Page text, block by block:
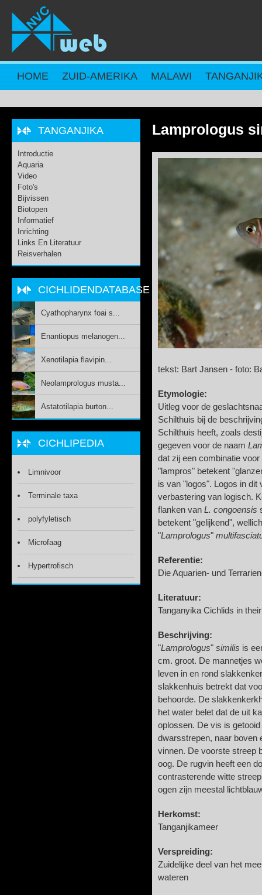
Overslaan en naar de inhoud gaan
HOME ZUID-AMERIKA MALAWI
Lamprologus
tekst: Bart Jansen - foto:
Etymologie:
Uitleg voor de
Schilthuis bij de
Schilthuis heeft, zoals
gegeven voor de naam
dat zij een combinatie
"lampros" betekent
is van "logos". Logos in dit
verbastering van logisch.
flanken van L. congoensis
betekent "gelijkend",
"Lamprologus"
Referentie:
Die Aquarien- und
Literatuur:
Tanganyika Cichlids in
Beschrijving:
"Lamprologus" similis is
cm. groot. De mannetjes
leven in en rond
slakkenhuis betrekt dat
behoorde. De
het water belet dat de uit
oplossen. De vis is
dwarsstrepen, naar boven
vinnen. De voorste streep
oog. De rugvin heeft een
contrasterende witte
ogen zijn meestal
Herkomst:
Tanganjikameer
Verspreiding:
Zuidelijke deel van het
wateren
TANGANJIKA
Introductie
Aquaria
Video
Foto's
Bijvissen
Biotopen
Informatief
Inrichting
Links En Literatuur
Reisverhalen
CICHLIDENDATABASE
Cyathopharynx foai s...
Enantiopus melanogen...
Xenotilapia flavipin...
Neolamprologus musta...
Astatotilapia burton...
CICHLIPEDIA
Limnivoor
Terminale taxa
polyfyletisch
Microfaag
Hypertrofisch